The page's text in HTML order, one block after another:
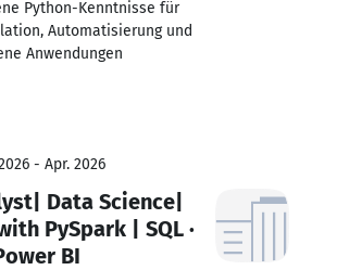
Python-Kenntnisse für
Automatisierung und
Anwendungen
- Apr. 2026
Data Science|
PySpark | SQL ·
BI